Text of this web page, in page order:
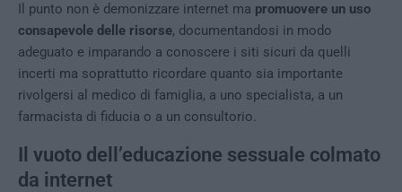
Il punto non è demonizzare internet ma promuovere un uso
consapevole delle risorse, documentandosi in modo
adeguato e imparando a conoscere i siti sicuri da quelli
incerti ma soprattutto ricordare quanto sia importante
rivolgersi al medico di famiglia, a uno specialista, a un
farmacista di fiducia o a un consultorio.
Il vuoto dell’educazione sessuale colmato
da internet